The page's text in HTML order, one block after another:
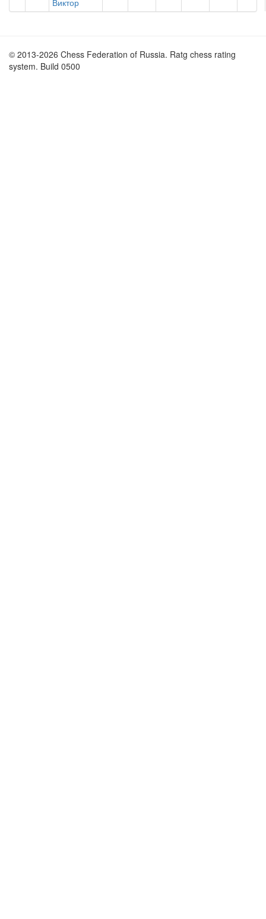
Виктор
© 2013-2026 Chess Federation of Russia. Ratg chess rating
system. Build 0500